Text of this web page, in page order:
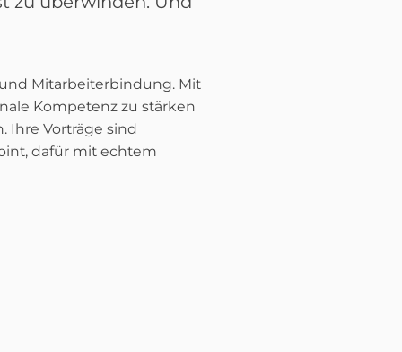
Mitarbeiterbindung. Mit
Kompetenz zu stärken
Ihre Vorträge sind
dafür mit echtem